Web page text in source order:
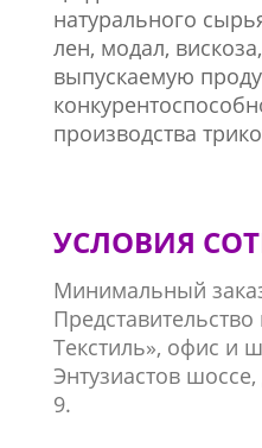
натурального
лен, модал,
выпускаемую
производства
УСЛОВИЯ
Минимальный
Текстиль», офис и
Энтузиастов
9.